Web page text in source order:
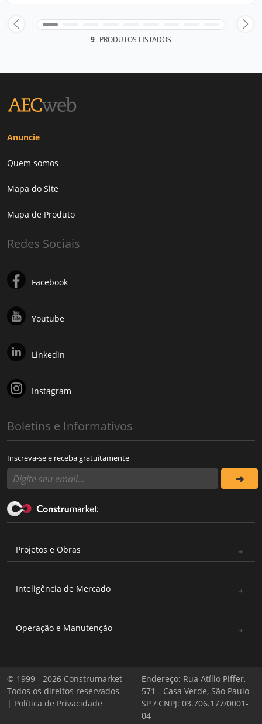
9 PRODUTOS LISTADOS
Anuncie
Quem somos
Mapa do Site
Mapa de Produto
Redes Sociais
Facebook
Youtube
Linkedin
Instagram
Boletins e Informativos
Inscreva-se e receba gratuitamente
Projetos e Obras
Inteligência de Mercado
Operação e Manutenção
© 1999 - 2026 Construmarket
Todos os direitos reservados
| Política de Privacidade
Endereço: Rua Atílio Piffer,
571 - Casa Verde, São Paulo -
SP / CNPJ: 03.706.177/0001-
04